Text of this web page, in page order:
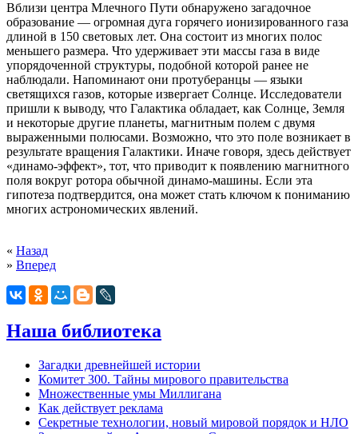
Вблизи центра Млечного Пути обнаружено загадочное
образование — огромная дуга горячего ионизированного газа
длиной в 150 световых лет. Она состоит из многих полос
меньшего размера. Что удерживает эти массы газа в виде
упорядоченной структуры, подобной которой ранее не
наблюдали. Напоминают они протуберанцы — языки
светящихся газов, которые извергает Солнце. Исследователи
пришли к выводу, что Галактика обладает, как Солнце, Земля
и некоторые другие планеты, магнитным полем с двумя
выраженными полюсами. Возможно, что это поле возникает в
результате вращения Галактики. Иначе говоря, здесь действует
«динамо-эффект», тот, что приводит к появлению магнитного
поля вокруг ротора обычной динамо-машины. Если эта
гипотеза подтвердится, она может стать ключом к пониманию
многих астрономических явлений.
« Назад
» Вперед
Наша библиотека
Загадки древнейшей истории
Комитет 300. Тайны мирового правительства
Mножественные умы Миллигана
Как действует реклама
Секретные технологии, новый мировой порядок и НЛО